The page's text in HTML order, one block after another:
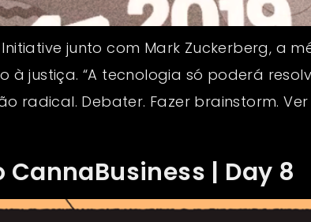
junto com Mark Zuckerberg, a
à justiça. “A tecnologia só poderá
radical. Debater. Fazer brainstorm.
CannaBusiness | Day 8